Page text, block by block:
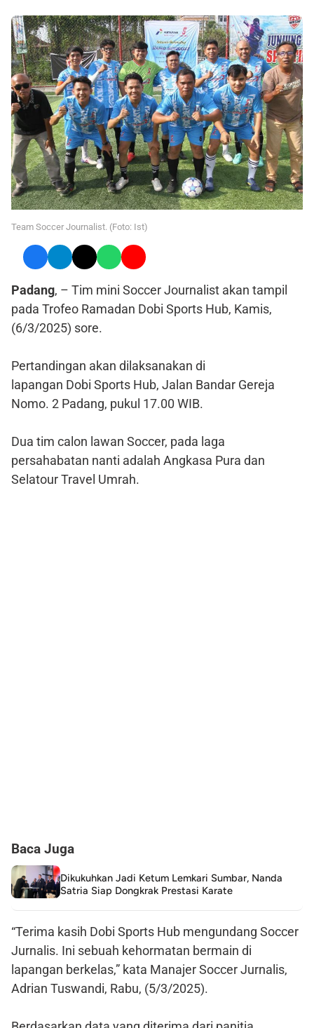
Team Soccer Journalist. (Foto: Ist)
Padang, – Tim mini Soccer Journalist akan tampil
pada Trofeo Ramadan Dobi Sports Hub, Kamis,
(6/3/2025) sore.
Pertandingan akan dilaksanakan di
lapangan Dobi Sports Hub, Jalan Bandar Gereja
Nomo. 2 Padang, pukul 17.00 WIB.
Dua tim calon lawan Soccer, pada laga
persahabatan nanti adalah Angkasa Pura dan
Selatour Travel Umrah.
Baca Juga
Dikukuhkan Jadi Ketum Lemkari Sumbar, Nanda
Satria Siap Dongkrak Prestasi Karate
“Terima kasih Dobi Sports Hub mengundang Soccer
Jurnalis. Ini sebuah kehormatan bermain di
lapangan berkelas,” kata Manajer Soccer Jurnalis,
Adrian Tuswandi, Rabu, (5/3/2025).